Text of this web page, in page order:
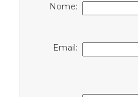
Nome:
Email: